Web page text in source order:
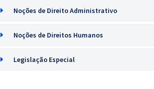
Noções de Direito Administrativo
Noções de Direitos Humanos
Legislação Especial